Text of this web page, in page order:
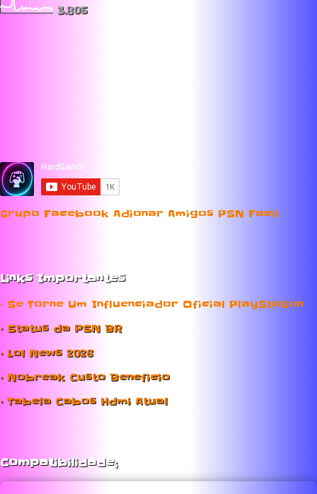
3,805
Grupo Facebook Adionar Amigos PSN Facil
Links Importantes
• Se Torne Um Influenciador Oficial PlayStation
• Status da PSN BR
• Lol News 2026
• Nobreak Custo Beneficio
• Tabela Cabos Hdmi Atual
Compatibilidade;